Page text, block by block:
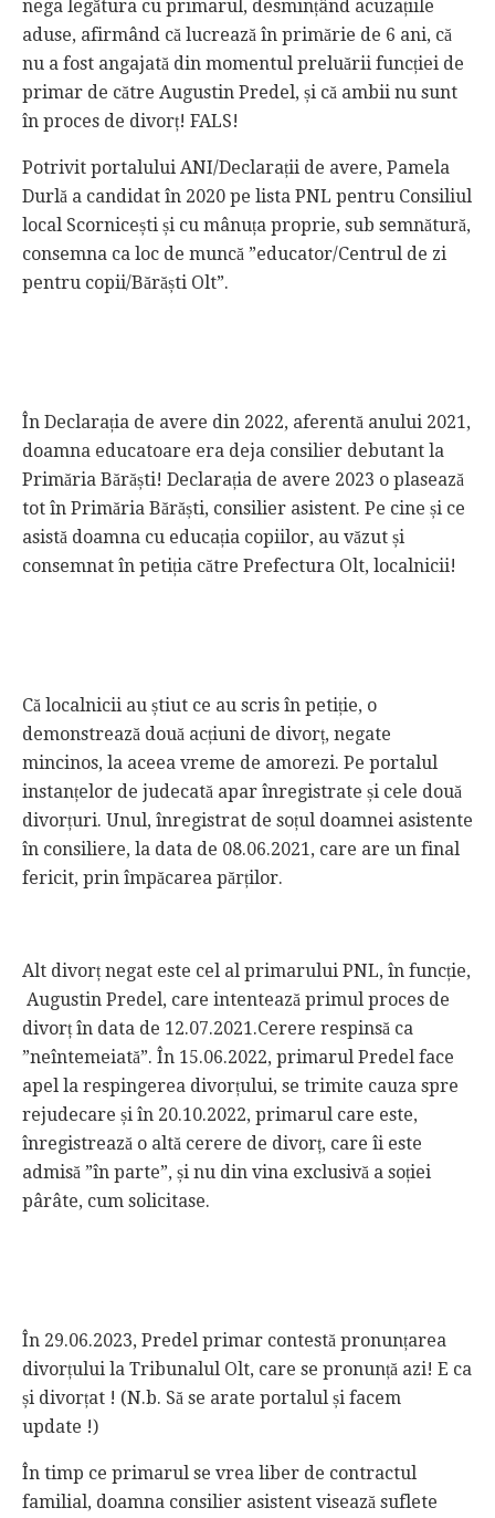
nega legătura cu primarul, desmințând acuzațiile
aduse, afirmând că lucrează în primărie de 6 ani, că
nu a fost angajată din momentul preluării funcției de
primar de către Augustin Predel, și că ambii nu sunt
în proces de divorț! FALS!
Potrivit portalului ANI/Declarații de avere, Pamela
Durlă a candidat în 2020 pe lista PNL pentru Consiliul
local Scornicești și cu mânuța proprie, sub semnătură,
consemna ca loc de muncă ”educator/Centrul de zi
pentru copii/Bărăști Olt”.
În Declarația de avere din 2022, aferentă anului 2021,
doamna educatoare era deja consilier debutant la
Primăria Bărăști! Declarația de avere 2023 o plasează
tot în Primăria Bărăști, consilier asistent. Pe cine și ce
asistă doamna cu educația copiilor, au văzut și
consemnat în petiția către Prefectura Olt, localnicii!
Că localnicii au știut ce au scris în petiție, o
demonstrează două acțiuni de divorț, negate
mincinos, la aceea vreme de amorezi. Pe portalul
instanțelor de judecată apar înregistrate și cele două
divorțuri. Unul, înregistrat de soțul doamnei asistente
în consiliere, la data de 08.06.2021, care are un final
fericit, prin împăcarea părților.
Alt divorț negat este cel al primarului PNL, în funcție,
Augustin Predel, care intentează primul proces de
divorț în data de 12.07.2021.Cerere respinsă ca
”neîntemeiată”. În 15.06.2022, primarul Predel face
apel la respingerea divorțului, se trimite cauza spre
rejudecare și în 20.10.2022, primarul care este,
înregistrează o altă cerere de divorț, care îi este
admisă ”în parte”, și nu din vina exclusivă a soției
pârâte, cum solicitase.
În 29.06.2023, Predel primar contestă pronunțarea
divorțului la Tribunalul Olt, care se pronunță azi! E ca
și divorțat ! (N.b. Să se arate portalul și facem
update !)
În timp ce primarul se vrea liber de contractul
familial, doamna consilier asistent visează suflete